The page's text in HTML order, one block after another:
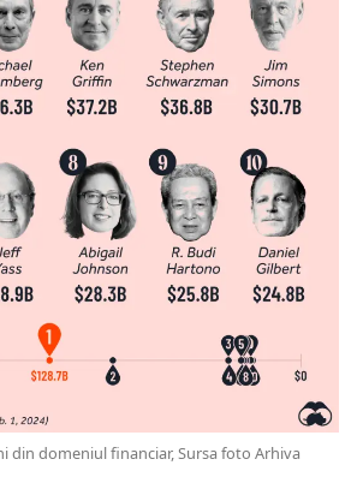
din domeniul financiar, Sursa foto Arhiva